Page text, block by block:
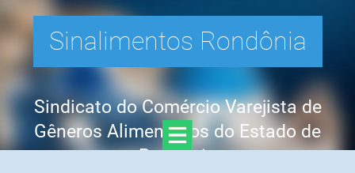
Sinalimentos Rondônia
Sindicato do Comércio Varejista de
Gêneros Alimentícios do Estado de
Rondônia